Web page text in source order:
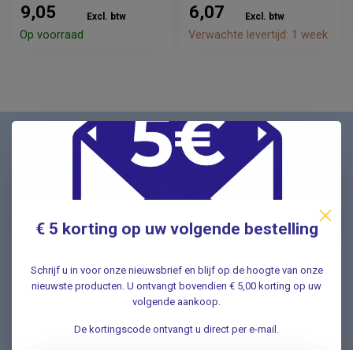
9,05 Excl. btw
Op voorraad
6,07 Excl. btw
Verwachte levertijd: 1 week
Vragen? Wij helpen graag!
✔ Snelle antwoorden op veelgestelde vragen ✔ Direct
contact met onze klantenservice ✔ Altijd hulp bij uw
Nieuwsbrief
Schrijf u in voor onze nieuwsbrief en ontvang als eerste
nieuwe aanbiedingen Meld u nu aan ➡️
€ 5 korting op uw volgende bestelling
Schrijf u in voor onze nieuwsbrief en blijf op de hoogte van onze
nieuwste producten. U ontvangt bovendien € 5,00 korting op uw
volgende aankoop.
De kortingscode ontvangt u direct per e-mail.